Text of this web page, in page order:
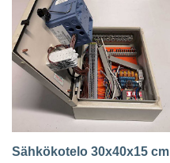
Sähkökotelo 30x40x15 cm